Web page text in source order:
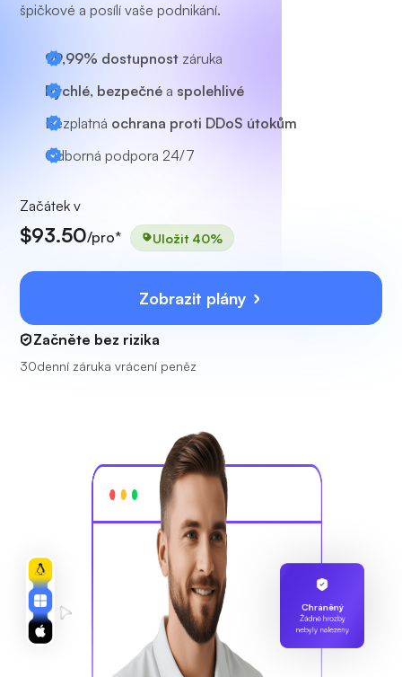
špičkové a posílí vaše podnikání.
99,99% dostupnost záruka
Rychlé, bezpečné a spolehlivé
Bezplatná ochrana proti DDoS útokům
Odborná podpora 24/7
Začátek v
$93.50/pro* Uložit 40%
Zobrazit plány
Začněte bez rizika
30denní záruka vrácení peněz
Chráněný
Žádné hrozby
nebyly nalezeny